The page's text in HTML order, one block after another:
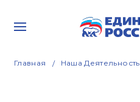
Главная Наша Деятельность